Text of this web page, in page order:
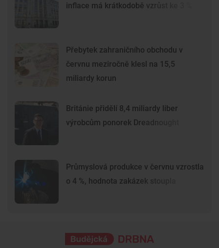
inflace má krátkodobě vzrůst ke 3 %
Přebytek zahraničního obchodu v
červnu meziročně klesl na 15,5
miliardy korun
Británie přidělí 8,4 miliardy liber
výrobcům ponorek Dreadnought
Průmyslová produkce v červnu vzrostla
o 4 %, hodnota zakázek stoupla